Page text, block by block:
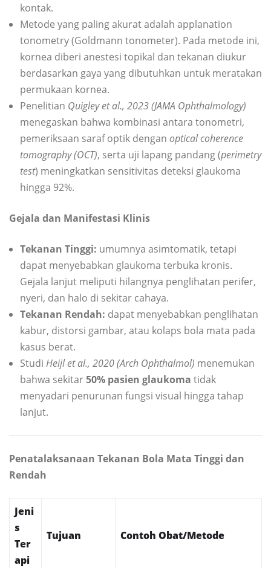
kontak.
Metode yang paling akurat adalah applanation
tonometry (Goldmann tonometer). Pada metode ini,
kornea diberi anestesi topikal dan tekanan diukur
berdasarkan gaya yang dibutuhkan untuk meratakan
permukaan kornea.
Penelitian Quigley et al., 2023 (JAMA Ophthalmology)
menegaskan bahwa kombinasi antara tonometri,
pemeriksaan saraf optik dengan optical coherence
tomography (OCT), serta uji lapang pandang (perimetry
test) meningkatkan sensitivitas deteksi glaukoma
hingga 92%.
Gejala dan Manifestasi Klinis
Tekanan Tinggi: umumnya asimtomatik, tetapi
dapat menyebabkan glaukoma terbuka kronis.
Gejala lanjut meliputi hilangnya penglihatan perifer,
nyeri, dan halo di sekitar cahaya.
Tekanan Rendah: dapat menyebabkan penglihatan
kabur, distorsi gambar, atau kolaps bola mata pada
kasus berat.
Studi Heijl et al., 2020 (Arch Ophthalmol) menemukan
bahwa sekitar50% pasien glaukoma tidak
menyadari penurunan fungsi visual hingga tahap
lanjut.
Penatalaksanaan Tekanan Bola Mata Tinggi dan
Rendah
Jeni
s
Ter
api
Tujuan Contoh Obat/Metode